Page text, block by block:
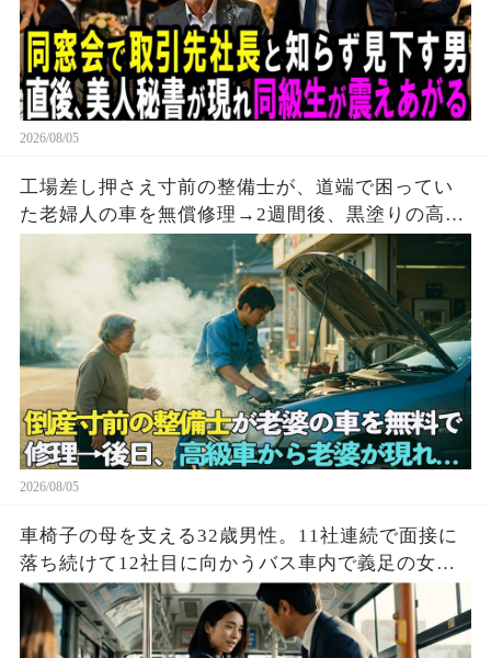
2026/08/05
工場差し押さえ寸前の整備士が、道端で困ってい
た老婦人の車を無償修理→2週間後、黒塗りの高級
2026/08/05
車椅子の母を支える32歳男性。11社連続で面接に
落ち続けて12社目に向かうバス車内で義足の女性
を助けた結果…